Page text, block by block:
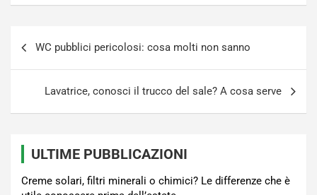
articoli
WC pubblici pericolosi: cosa molti non sanno
Lavatrice, conosci il trucco del sale? A cosa serve
ULTIME PUBBLICAZIONI
Creme solari, filtri minerali o chimici? Le differenze che è